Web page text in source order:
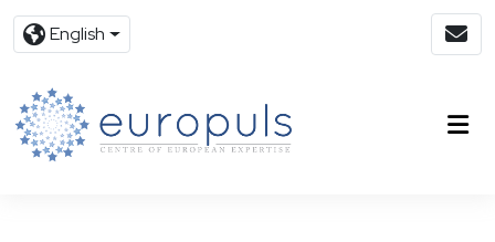
English